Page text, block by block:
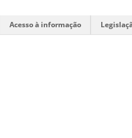
Acesso à informação